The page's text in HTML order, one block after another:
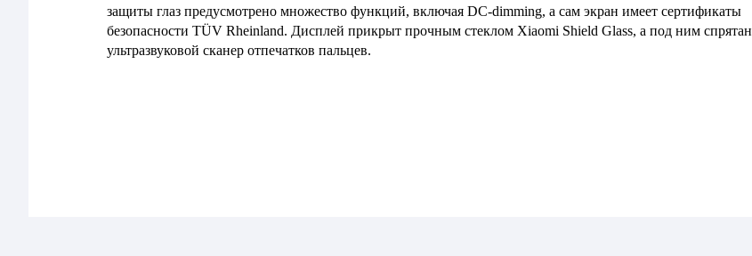
защиты глаз предусмотрено множество функций, включая DC-dimming, а сам экран имеет сертификаты
безопасности TÜV Rheinland. Дисплей прикрыт прочным стеклом Xiaomi Shield Glass, а под ним спрятан
ультразвуковой сканер отпечатков пальцев.